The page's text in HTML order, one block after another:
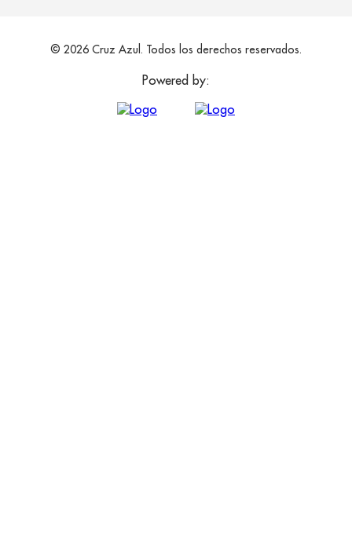
© 2026 Cruz Azul. Todos los derechos reservados.
Powered by: